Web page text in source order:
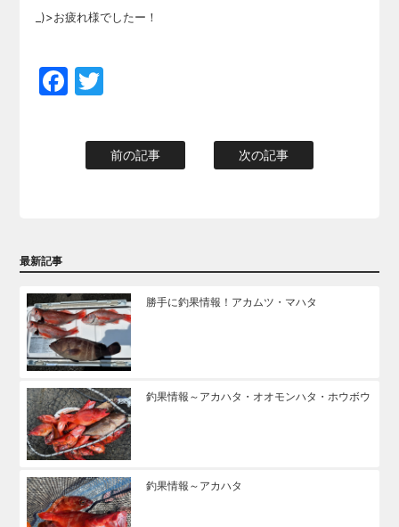
_)>お疲れ様でしたー！
Facebook
前の記事 次の記事
最新記事
勝手に釣果情報！アカムツ・マハタ
釣果情報～アカハタ・オオモンハタ・ホウボウ
釣果情報～アカハタ